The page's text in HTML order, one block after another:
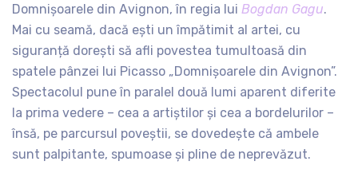
Domnișoarele din Avignon, în regia lui Bogdan Gagu.
Mai cu seamă, dacă ești un împătimit al artei, cu
siguranță dorești să afli povestea tumultoasă din
spatele pânzei lui Picasso „Domnișoarele din Avignon”.
Spectacolul pune în paralel două lumi aparent diferite
la prima vedere – cea a artiștilor și cea a bordelurilor –
însă, pe parcursul poveștii, se dovedește că ambele
sunt palpitante, spumoase și pline de neprevăzut.